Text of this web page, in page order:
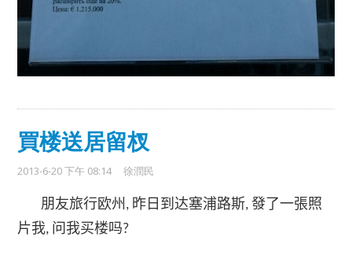
買楼送居留杈
2013-6-20 下午 08:14 徐潤民
朋友旅行欧州, 昨日到达塞浦路斯,發了一張照
片我, 问我买楼吗?